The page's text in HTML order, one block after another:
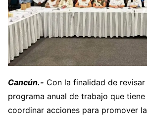
Cancún.- Con la finalidad de
programa anual de trabajo que
coordinar acciones para promover